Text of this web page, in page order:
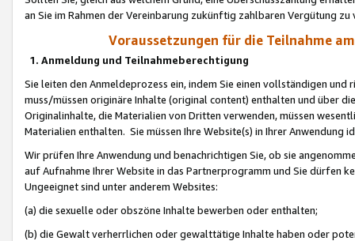
an Sie im Rahmen der Vereinbarung zukünftig zahlbaren Vergütung zu
Voraussetzungen für die Teilnahme
1. Anmeldung und Teilnahmeberechtigung
Sie leiten den Anmeldeprozess ein, indem Sie einen vollständigen
muss/müssen originäre Inhalte (original content) enthalten und über
Originalinhalte, die Materialien von Dritten verwenden, müssen
Materialien enthalten. Sie müssen Ihre Website(s) in Ihrer Anwendung
Wir prüfen Ihre Anwendung und benachrichtigen Sie, ob sie
auf Aufnahme Ihrer Website in das Partnerprogramm und Sie dürfen
Ungeeignet sind unter anderem Websites:
(a) die sexuelle oder obszöne Inhalte bewerben oder enthalten;
(b) die Gewalt verherrlichen oder gewalttätige Inhalte haben oder